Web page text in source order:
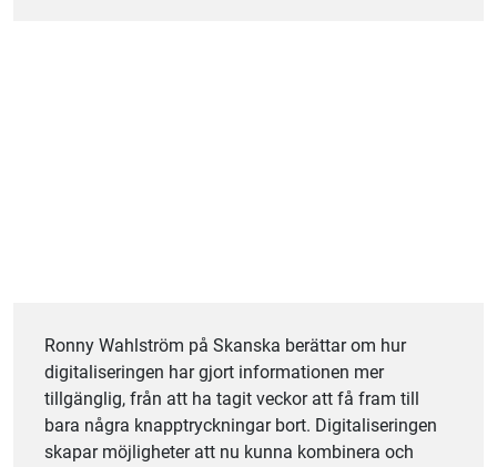
Ronny Wahlström på Skanska berättar om hur
digitaliseringen har gjort informationen mer
tillgänglig, från att ha tagit veckor att få fram till
bara några knapptryckningar bort. Digitaliseringen
skapar möjligheter att nu kunna kombinera och